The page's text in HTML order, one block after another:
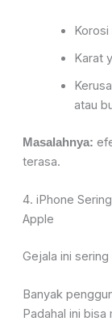
Karat
atau
Masalahnya:
terasa.
4. iPhone
Apple
Gejala ini
Banyak
Padahal ini bisa